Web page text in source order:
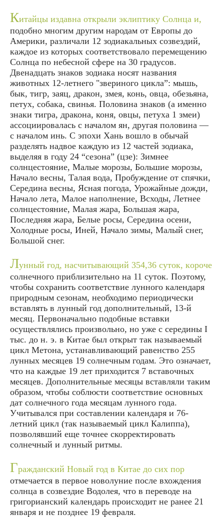
Китайцы издавна открыли эклиптику Солнца и,
подобно многим другим народам от Европы до
Америки, различали 12 зодиакальных созвездий,
каждое из которых соответствовало перемещению
Солнца по небесной сфере на 30 градусов.
Двенадцать знаков зодиака носят названия
животных 12-летнего "звериного цикла”: мышь,
бык, тигр, заяц, дракон, змея, конь, овца, обезьяна,
петух, собака, свинья. Половина знаков (а именно
знаки тигра, дракона, коня, овцы, петуха 1 змеи)
ассоциировалась с началом ян, другая половина —
с началом инь. С эпохи Хань вошло в обычай
разделять надвое каждую из 12 частей зодиака,
выделяя в году 24 “сезона” (цзе): Зимнее
солнцестояние, Малые морозы, Большие морозы,
Начало весны, Талая вода, Пробуждение от спячки,
Середина весны, Ясная погода, Урожайные дожди,
Начало лета, Малое наполнение, Всходы, Летнее
солнцестояние, Малая жара, Большая жара,
Последняя жара, Белые росы, Середина осени,
Холодные росы, Иней, Начало зимы, Малый снег,
Большой снег.
Лунный год, насчитывающий 354,36 суток, короче
солнечного приблизительно на 11 суток. Поэтому,
чтобы сохранить соответствие лунного календаря
природным сезонам, необходимо периодически
вставлять в лунный год дополнительный, 13-й
месяц. Первоначально подобные вставки
осуществлялись произвольно, но уже с середины I
тыс. до н. э. в Китае был открыт так называемый
цикл Метона, устанавливающий равенство 255
лунных месяцев 19 солнечным годам. Это означает,
что на каждые 19 лет приходится 7 вставочных
месяцев. Дополнительные месяцы вставляли таким
образом, чтобы соблюсти соответствие основных
дат солнечного года месяцам лунного года.
Учитывался при составлении календаря и 76-
летний цикл (так называемый цикл Калиппа),
позволявший еще точнее скорректировать
солнечный и лунный ритмы.
Гражданский Новый год в Китае до сих пор
отмечается в первое новолуние после вхождения
солнца в созвездие Водолея, что в переводе на
григорианский календарь происходит не ранее 21
января и не позднее 19 февраля.